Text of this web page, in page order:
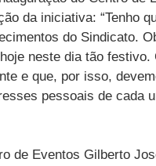
da iniciativa: “Tenho
do Sindicato.
neste dia tão
e que, por isso,
pessoais de cada
de Eventos Gilberto